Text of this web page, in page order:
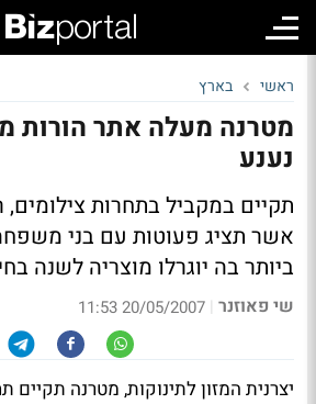
ראשי בארץ
מטרנה מעלה אתר הורות
נענע
תקיים במקביל בתחרות
אשר תציג פעוטות עם בני
ביותר בה יוגרלו מוצריה לשנה
שי פאוזנר |
20/05/2007 11:53
יצרנית המזון לתינוקות, מטרנה תקיים